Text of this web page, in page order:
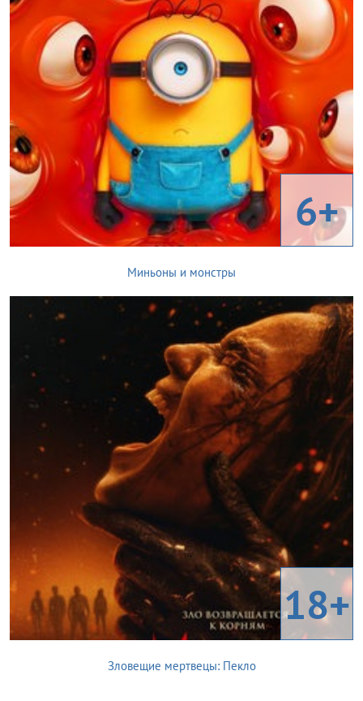
6+
Миньоны и монстры
18+
Зловещие мертвецы: Пекло